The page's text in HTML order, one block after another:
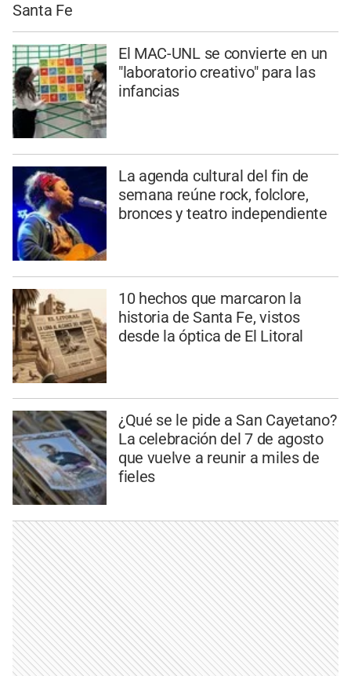
Santa Fe
El MAC-UNL se convierte en un
"laboratorio creativo" para las
infancias
La agenda cultural del fin de
semana reúne rock, folclore,
bronces y teatro independiente
10 hechos que marcaron la
historia de Santa Fe, vistos
desde la óptica de El Litoral
¿Qué se le pide a San Cayetano?
La celebración del 7 de agosto
que vuelve a reunir a miles de
fieles